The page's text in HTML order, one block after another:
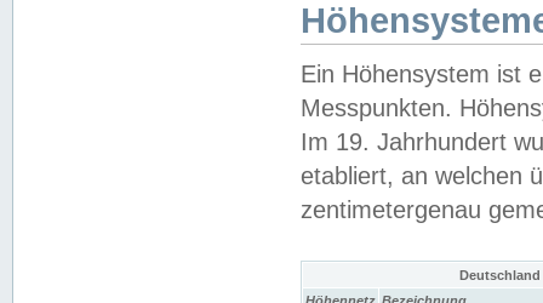
Ein Höhensystem ist
Messpunkten.
Im 19. Jahrhundert
etabliert, an welchen
zentimetergenau